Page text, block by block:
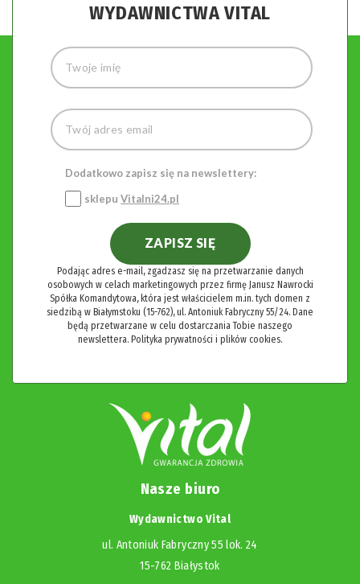
WYDAWNICTWA VITAL
Dodatkowo zapisz się na newslettery:
sklepu Vitalni24.pl
ZAPISZ SIĘ
Podając adres e-mail, zgadzasz się na przetwarzanie danych
osobowych w celach marketingowych przez firmę Janusz Nawrocki
Spółka Komandytowa, która jest właścicielem m.in. tych domen z
siedzibą w Białymstoku (15-762), ul. Antoniuk Fabryczny 55/24. Dane
będą przetwarzane w celu dostarczania Tobie naszego
newslettera. Polityka prywatności i plików cookies.
Nasze biuro
Wydawnictwo Vital
ul. Antoniuk Fabryczny 55 lok. 24
15-762 Białystok